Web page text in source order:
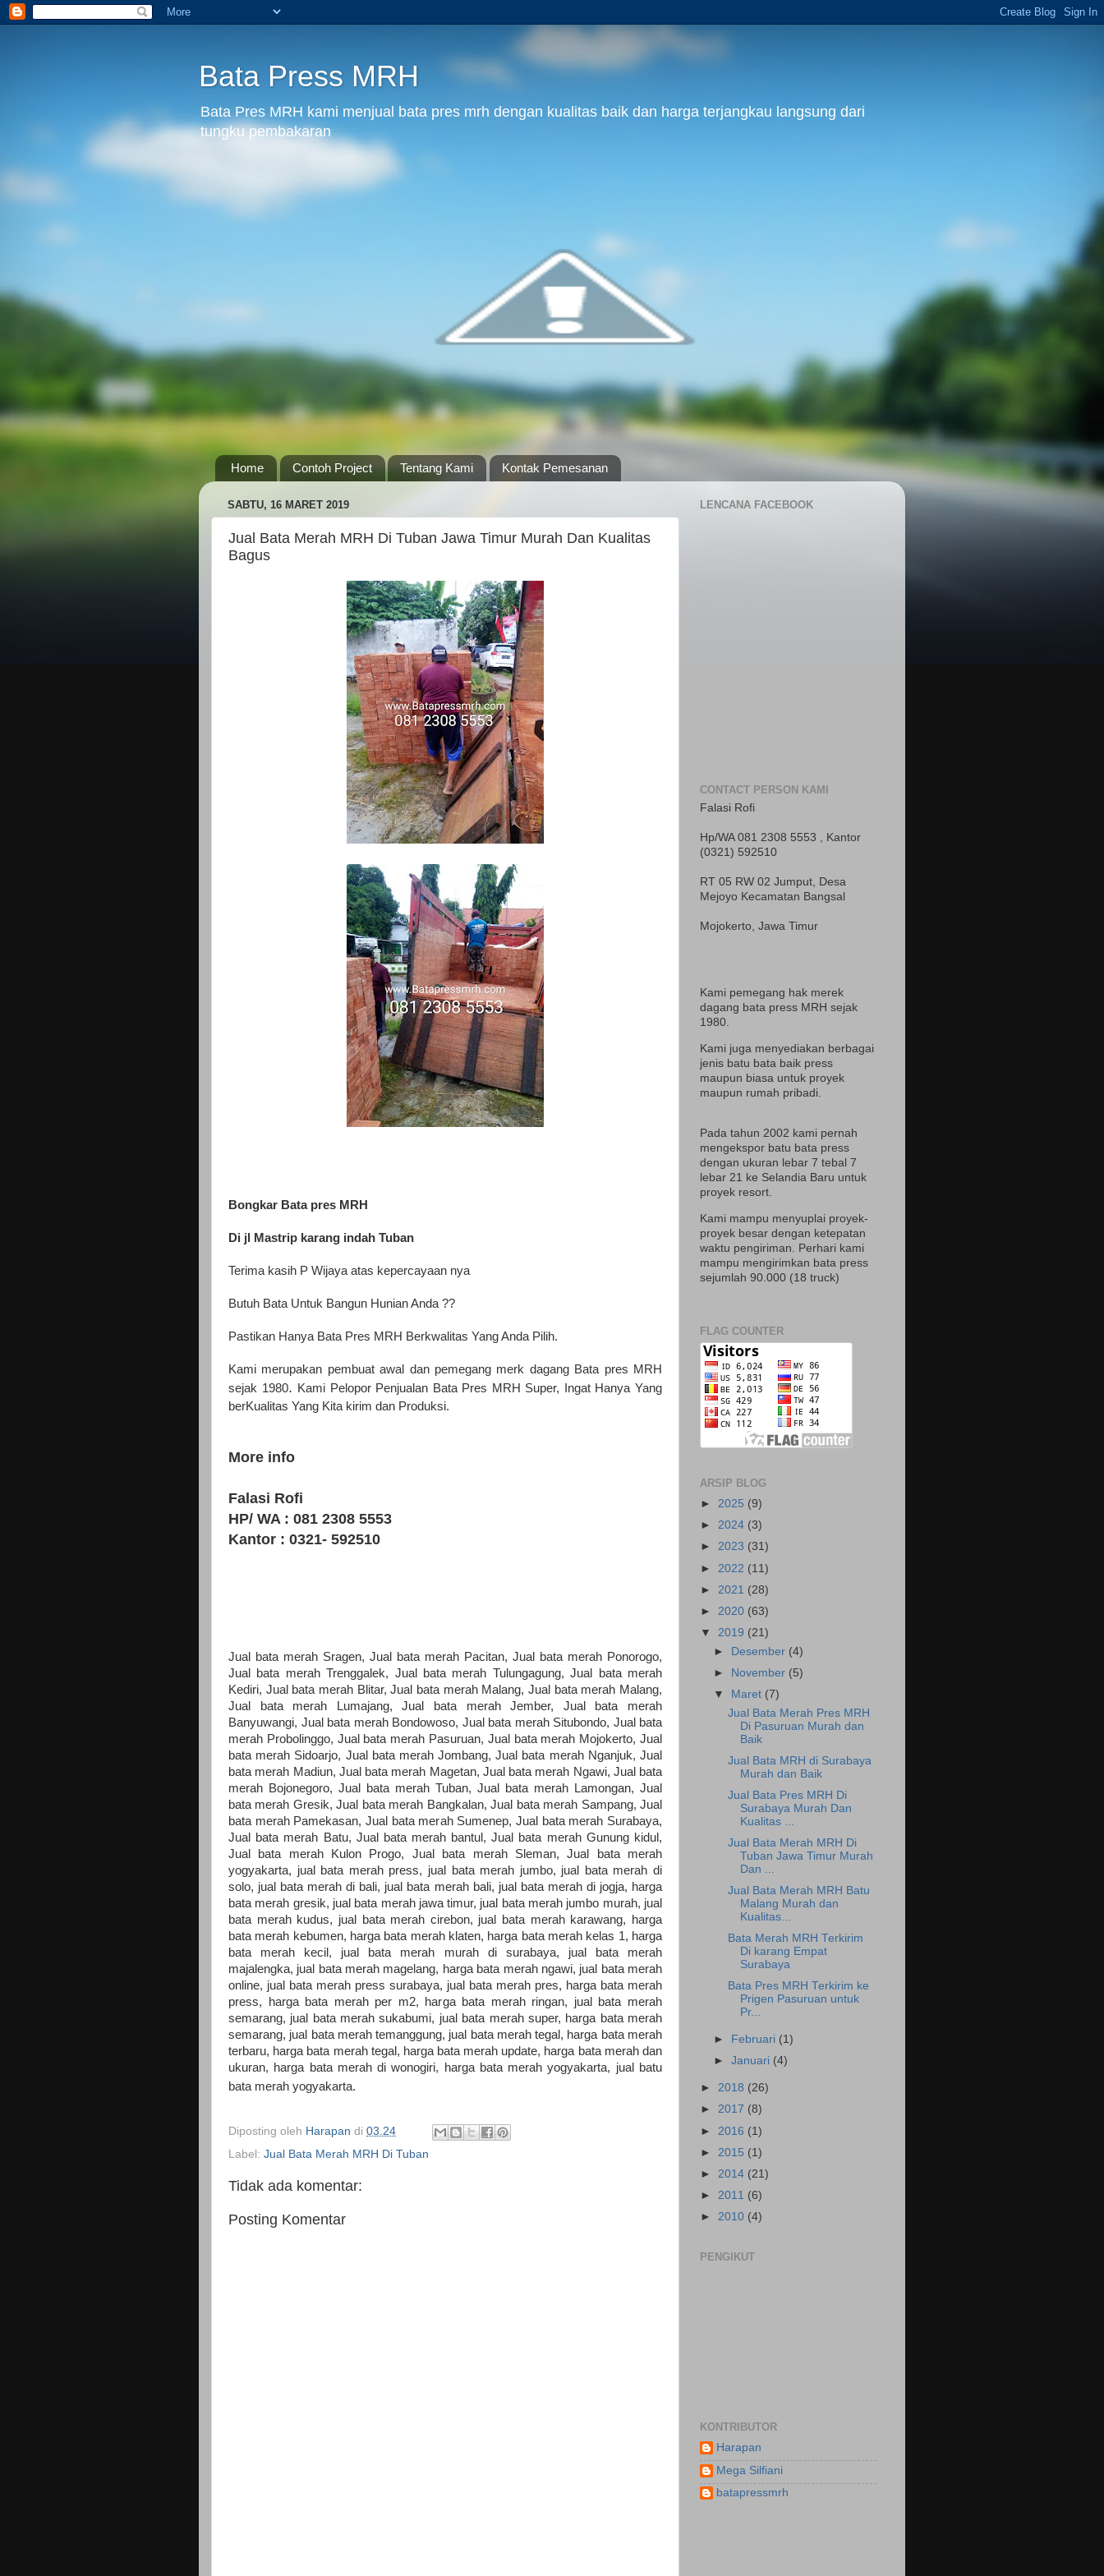
Bata Press MRH
Bata Pres MRH kami menjual bata pres mrh dengan kualitas baik dan harga terjangkau langsung dari
tungku pembakaran
Home Contoh Project Tentang Kami Kontak Pemesanan
SABTU, 16 MARET 2019
Jual Bata Merah MRH Di Tuban Jawa Timur Murah Dan Kualitas
Bagus
Bongkar Bata pres MRH
Di jl Mastrip karang indah Tuban
Terima kasih P Wijaya atas kepercayaan nya
Butuh Bata Untuk Bangun Hunian Anda ??
Pastikan Hanya Bata Pres MRH Berkwalitas Yang Anda Pilih.
Kami merupakan pembuat awal dan pemegang merk dagang Bata pres MRH
sejak 1980. Kami Pelopor Penjualan Bata Pres MRH Super, Ingat Hanya Yang
berKualitas Yang Kita kirim dan Produksi.
More info
Falasi Rofi
HP/ WA : 081 2308 5553
Kantor : 0321- 592510
Jual bata merah Sragen, Jual bata merah Pacitan, Jual bata merah Ponorogo,
Jual bata merah Trenggalek, Jual bata merah Tulungagung, Jual bata merah
Kediri, Jual bata merah Blitar, Jual bata merah Malang, Jual bata merah Malang,
Jual bata merah Lumajang, Jual bata merah Jember, Jual bata merah
Banyuwangi, Jual bata merah Bondowoso, Jual bata merah Situbondo, Jual bata
merah Probolinggo, Jual bata merah Pasuruan, Jual bata merah Mojokerto, Jual
bata merah Sidoarjo, Jual bata merah Jombang, Jual bata merah Nganjuk, Jual
bata merah Madiun, Jual bata merah Magetan, Jual bata merah Ngawi, Jual bata
merah Bojonegoro, Jual bata merah Tuban, Jual bata merah Lamongan, Jual
bata merah Gresik, Jual bata merah Bangkalan, Jual bata merah Sampang, Jual
bata merah Pamekasan, Jual bata merah Sumenep, Jual bata merah Surabaya,
Jual bata merah Batu, Jual bata merah bantul, Jual bata merah Gunung kidul,
Jual bata merah Kulon Progo, Jual bata merah Sleman, Jual bata merah
yogyakarta, jual bata merah press, jual bata merah jumbo, jual bata merah di
solo, jual bata merah di bali, jual bata merah bali, jual bata merah di jogja, harga
bata merah gresik, jual bata merah jawa timur, jual bata merah jumbo murah, jual
bata merah kudus, jual bata merah cirebon, jual bata merah karawang, harga
bata merah kebumen, harga bata merah klaten, harga bata merah kelas 1, harga
bata merah kecil, jual bata merah murah di surabaya, jual bata merah
majalengka, jual bata merah magelang, harga bata merah ngawi, jual bata merah
online, jual bata merah press surabaya, jual bata merah pres, harga bata merah
press, harga bata merah per m2, harga bata merah ringan, jual bata merah
semarang, jual bata merah sukabumi, jual bata merah super, harga bata merah
semarang, jual bata merah temanggung, jual bata merah tegal, harga bata merah
terbaru, harga bata merah tegal, harga bata merah update, harga bata merah dan
ukuran, harga bata merah di wonogiri, harga bata merah yogyakarta, jual batu
bata merah yogyakarta.
Diposting oleh Harapan di 03.24
Label: Jual Bata Merah MRH Di Tuban
Tidak ada komentar:
Posting Komentar
LENCANA FACEBOOK
CONTACT PERSON KAMI
Falasi Rofi
Hp/WA 081 2308 5553 , Kantor
(0321) 592510
RT 05 RW 02 Jumput, Desa
Mejoyo Kecamatan Bangsal
Mojokerto, Jawa Timur
Kami pemegang hak merek
dagang bata press MRH sejak
1980.
Kami juga menyediakan berbagai
jenis batu bata baik press
maupun biasa untuk proyek
maupun rumah pribadi.
Pada tahun 2002 kami pernah
mengekspor batu bata press
dengan ukuran lebar 7 tebal 7
lebar 21 ke Selandia Baru untuk
proyek resort.
Kami mampu menyuplai proyek-
proyek besar dengan ketepatan
waktu pengiriman. Perhari kami
mampu mengirimkan bata press
sejumlah 90.000 (18 truck)
FLAG COUNTER
ARSIP BLOG
► 2025 (9)
► 2024 (3)
► 2023 (31)
► 2022 (11)
► 2021 (28)
► 2020 (63)
▼ 2019 (21)
► Desember (4)
►
November (5)
▼
Maret (7)
Jual Bata Merah Pres MRH
Di Pasuruan Murah dan
Baik
Jual Bata MRH di Surabaya
Murah dan Baik
Jual Bata Pres MRH Di
Surabaya Murah Dan
Kualitas ...
Jual Bata Merah MRH Di
Tuban Jawa Timur Murah
Dan ...
Jual Bata Merah MRH Batu
Malang Murah dan
Kualitas...
Bata Merah MRH Terkirim
Di karang Empat
Surabaya
Bata Pres MRH Terkirim ke
Prigen Pasuruan untuk
Pr...
► Februari (1)
►Januari (4)
► 2018 (26)
► 2017 (8)
► 2016 (1)
► 2015 (1)
► 2014 (21)
► 2011 (6)
► 2010 (4)
PENGIKUT
KONTRIBUTOR
Harapan
Mega Silfiani
batapressmrh